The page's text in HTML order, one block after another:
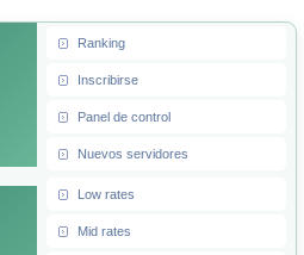
Ranking
Inscribirse
Panel de control
Nuevos servidores
Low rates
Mid rates